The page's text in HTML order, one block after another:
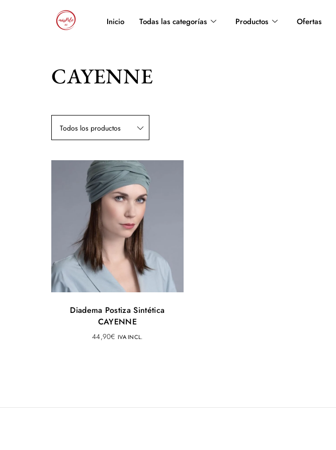
Inicio Todas las categorías Productos Ofertas
CAYENNE
Todos los productos
Diadema Postiza Sintética
CAYENNE
44,90€ IVA INCL.